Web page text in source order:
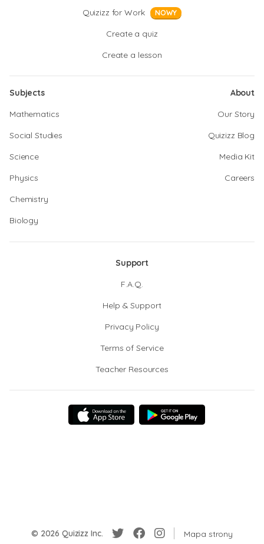
Quizizz for Work NOWY
Create a quiz
Create a lesson
Subjects
Mathematics
Social Studies
Science
Physics
Chemistry
Biology
About
Our Story
Quizizz Blog
Media Kit
Careers
Support
F.A.Q.
Help & Support
Privacy Policy
Terms of Service
Teacher Resources
© 2026 Quizizz Inc. Mapa strony